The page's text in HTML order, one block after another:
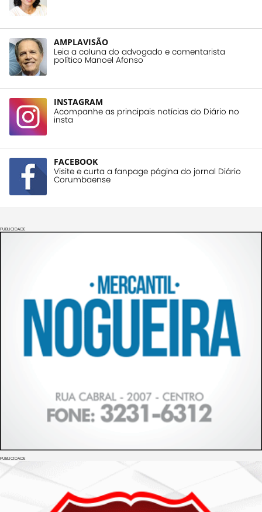
AMPLAVISÃO
Leia a coluna do advogado e comentarista
político Manoel Afonso
INSTAGRAM
Acompanhe as principais notícias do Diário no
insta
FACEBOOK
Visite e curta a fanpage página do jornal Diário
Corumbaense
PUBLICIDADE
PUBLICIDADE